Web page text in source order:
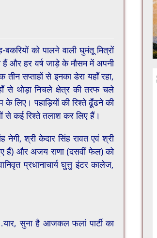
को पालने वाली घुमंतू मित्रों
हैं और हर वर्ष जाड़े के मौसम में अपनी
सप्ताहों से इनका डेरा यहाँ रहा,
से थोड़ा निचले क्षेत्र की तरफ चले
लिए। पहाड़ियों की रिश्ते ढूँढने की
से कई रिश्ते तलाश कर लिए हैं।
नेगी, श्री केदार सिंह रावत एवं श्री
हैं) और अजय राणा (दसवीं फेल) को
प्रधानाचार्य घुत्तु इंटर कालेज,
सुना है आजकल फलां पार्टी का